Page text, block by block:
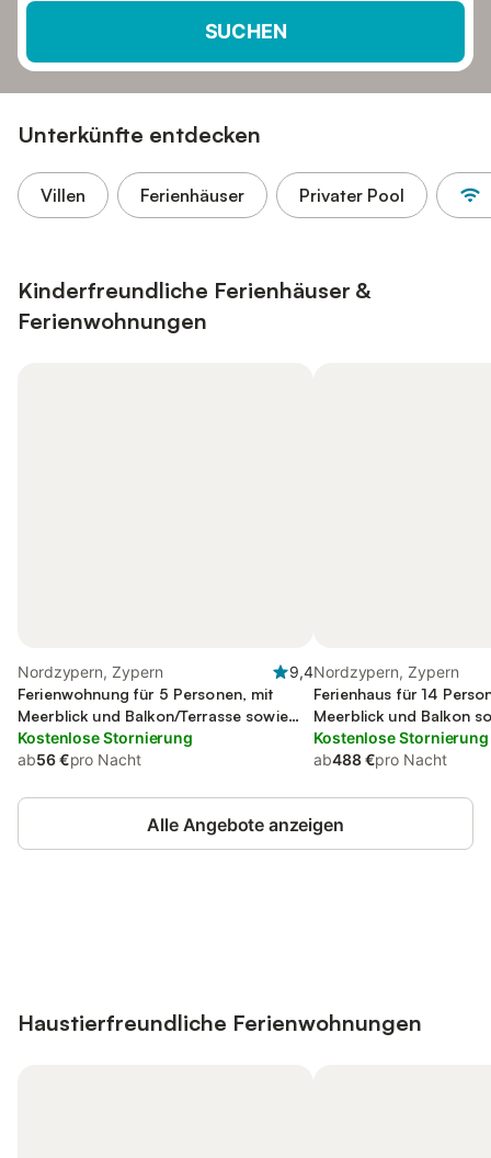
SUCHEN
Unterkünfte entdecken
Villen Ferienhäuser Privater Pool
Kinderfreundliche Ferienhäuser &
Ferienwohnungen
Nordzypern, Zypern
9,4
Ferienwohnung für 5 Personen, mit
Meerblick und Balkon/Terrasse sowie
Whirlpool
Kostenlose Stornierung
ab56 €pro Nacht
Nordzypern, Zypern
Ferienhaus für 14
Meerblick und Balkon
und Garten
Kostenlose Stornierung
ab488 €pro Nacht
Alle Angebote anzeigen
Haustierfreundliche Ferienwohnungen